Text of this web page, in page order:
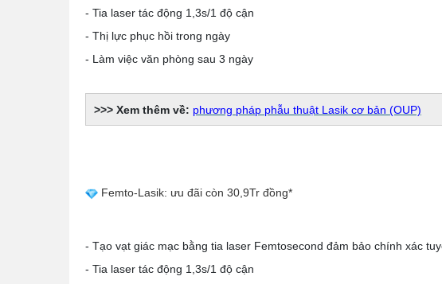
- Tia laser tác động 1,3s/1 độ cận
- Thị lực phục hồi trong ngày
- Làm việc văn phòng sau 3 ngày
>>> Xem thêm về: phương pháp phẫu thuật Lasik cơ bản (OUP)
Femto-Lasik: ưu đãi còn 30,9Tr đồng*
- Tạo vạt giác mạc bằng tia laser Femtosecond đảm bảo chính xác
- Tia laser tác động 1,3s/1 độ cận